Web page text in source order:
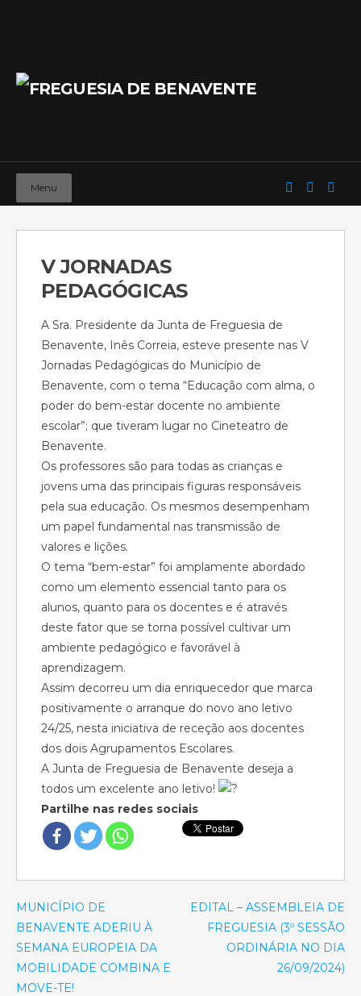
Menu
V JORNADAS
PEDAGÓGICAS
A Sra. Presidente da Junta de Freguesia de
Benavente, Inês Correia, esteve presente nas V
Jornadas Pedagógicas do Município de
Benavente, com o tema “Educação com alma, o
poder do bem-estar docente no ambiente
escolar”; que tiveram lugar no Cineteatro de
Benavente.
Os professores são para todas as crianças e
jovens uma das principais figuras responsáveis
pela sua educação. Os mesmos desempenham
um papel fundamental nas transmissão de
valores e lições.
O tema “bem-estar” foi amplamente abordado
como um elemento essencial tanto para os
alunos, quanto para os docentes e é através
deste fator que se torna possível cultivar um
ambiente pedagógico e favorável à
aprendizagem.
Assim decorreu um dia enriquecedor que marca
positivamente o arranque do novo ano letivo
24/25, nesta iniciativa de receção aos docentes
dos dois Agrupamentos Escolares.
A Junta de Freguesia de Benavente deseja a
todos um excelente ano letivo!
Partilhe nas redes sociais
MUNICÍPIO DE
BENAVENTE ADERIU À
SEMANA EUROPEIA DA
MOBILIDADE COMBINA E
MOVE-TE!
EDITAL – ASSEMBLEIA DE
FREGUESIA (3º SESSÃO
ORDINÁRIA NO DIA
26/09/2024)